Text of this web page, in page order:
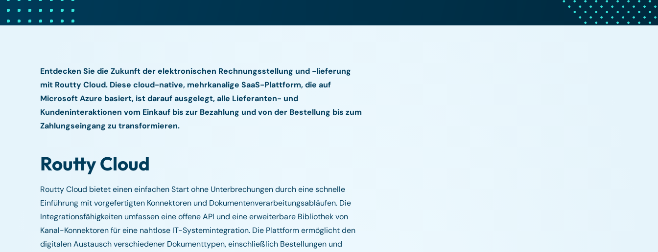
Entdecken Sie die Zukunft der elektronischen Rechnungsstellung und -lieferung
mit Routty Cloud. Diese cloud-native, mehrkanalige SaaS-Plattform, die auf
Microsoft Azure basiert, ist darauf ausgelegt, alle Lieferanten- und
Kundeninteraktionen vom Einkauf bis zur Bezahlung und von der Bestellung bis zum
Zahlungseingang zu transformieren.
Routty Cloud
Routty Cloud bietet einen einfachen Start ohne Unterbrechungen durch eine schnelle
Einführung mit vorgefertigten Konnektoren und Dokumentenverarbeitungsabläufen. Die
Integrationsfähigkeiten umfassen eine offene API und eine erweiterbare Bibliothek von
Kanal-Konnektoren für eine nahtlose IT-Systemintegration. Die Plattform ermöglicht den
digitalen Austausch verschiedener Dokumenttypen, einschließlich Bestellungen und